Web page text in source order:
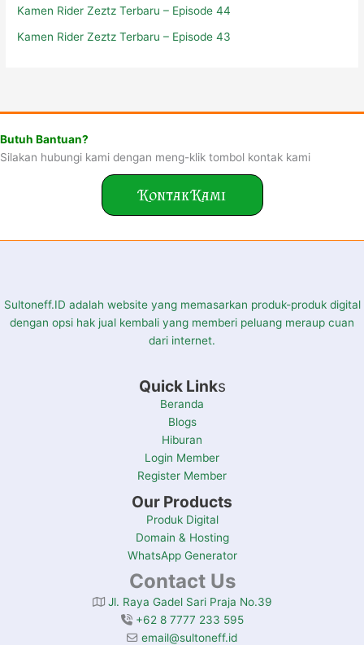
Kamen Rider Zeztz Terbaru – Episode 44
Kamen Rider Zeztz Terbaru – Episode 43
Butuh Bantuan?
Silakan hubungi kami dengan meng-klik tombol kontak kami
Kontak Kami
Sultoneff.ID adalah website yang memasarkan produk-produk digital
dengan opsi hak jual kembali yang memberi peluang meraup cuan
dari internet.
Quick Links
Beranda
Blogs
Hiburan
Login Member
Register Member
Our Products
Produk Digital
Domain & Hosting
WhatsApp Generator
Contact Us
Jl. Raya Gadel Sari Praja No.39
+62 8 7777 233 595
email@sultoneff.id